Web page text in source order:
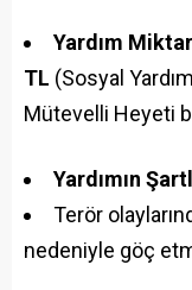
Yardım
TL (Sosyal
Mütevelli Heyeti
Yardımın
Terör
nedeniyle göç